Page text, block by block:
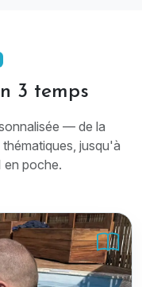
3 temps
— de la
jusqu'à
poche.